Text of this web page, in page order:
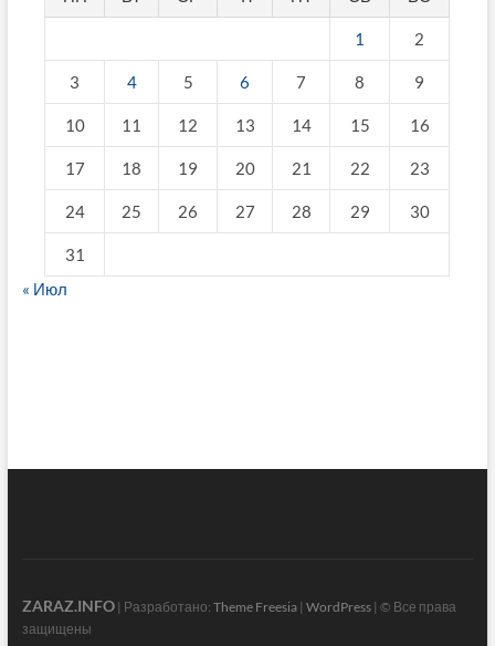
1 2
3 4 5 6 7 8 9
10 11 12 13 14 15 16
17 18 19 20 21 22 23
24 25 26 27 28 29 30
31
« Июл
ZARAZ.INFO| Разработано: Theme Freesia| WordPress| © Все права
защищены